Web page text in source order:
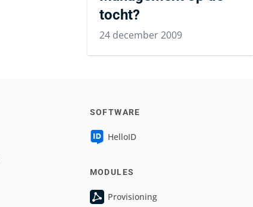
tocht?
24 december 2009
SOFTWARE
HelloID
MODULES
Provisioning